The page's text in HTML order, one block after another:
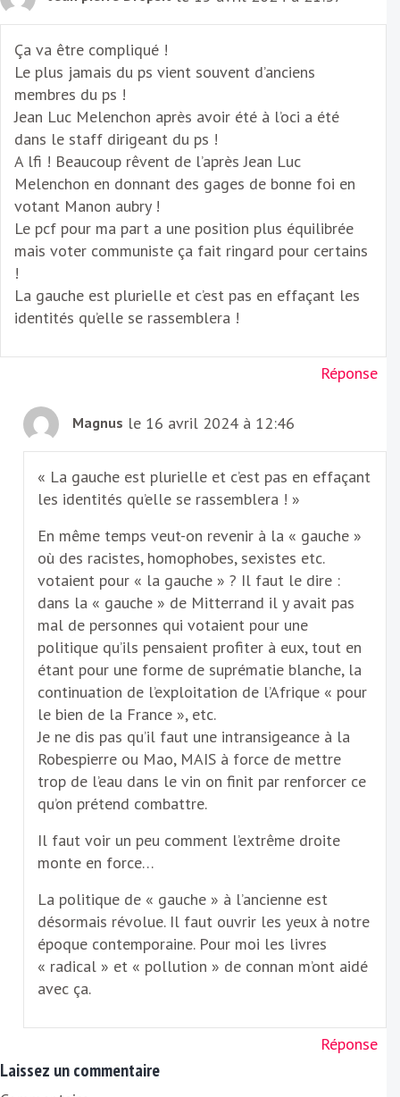
Ça va être compliqué !
Le plus jamais du ps vient souvent d’anciens
membres du ps !
Jean Luc Melenchon après avoir été à l’oci a été
dans le staff dirigeant du ps !
A lfi ! Beaucoup rêvent de l’après Jean Luc
Melenchon en donnant des gages de bonne foi en
votant Manon aubry !
Le pcf pour ma part a une position plus équilibrée
mais voter communiste ça fait ringard pour certains
!
La gauche est plurielle et c’est pas en effaçant les
identités qu’elle se rassemblera !
Réponse
Magnus le 16 avril 2024 à 12:46
« La gauche est plurielle et c’est pas en effaçant
les identités qu’elle se rassemblera ! »
En même temps veut-on revenir à la « gauche »
où des racistes, homophobes, sexistes etc.
votaient pour « la gauche » ? Il faut le dire :
dans la « gauche » de Mitterrand il y avait pas
mal de personnes qui votaient pour une
politique qu’ils pensaient profiter à eux, tout en
étant pour une forme de suprématie blanche, la
continuation de l’exploitation de l’Afrique « pour
le bien de la France », etc.
Je ne dis pas qu’il faut une intransigeance à la
Robespierre ou Mao, MAIS à force de mettre
trop de l’eau dans le vin on finit par renforcer ce
qu’on prétend combattre.
Il faut voir un peu comment l’extrême droite
monte en force…
La politique de « gauche » à l’ancienne est
désormais révolue. Il faut ouvrir les yeux à notre
époque contemporaine. Pour moi les livres
« radical » et « pollution » de connan m’ont aidé
avec ça.
Réponse
Laissez un commentaire